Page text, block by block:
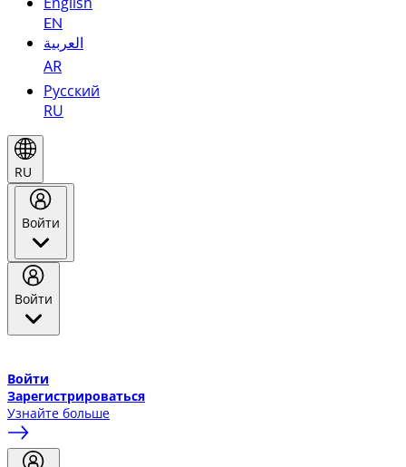
EN
العربية
AR
Русский
RU
RU
Войти
Войти
Войти
Зарегистрироваться
Узнайте больше